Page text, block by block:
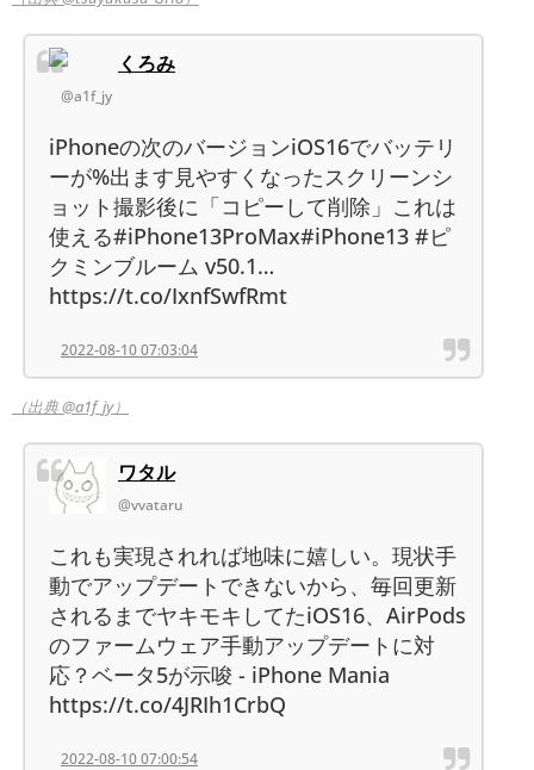
くろみ
@a1f_jy
iPhoneの次のバージョンiOS16でバッテリ
ーが%出ます見やすくなったスクリーンシ
ョット撮影後に「コピーして削除」これは
使える#iPhone13ProMax#iPhone13 #ピ
クミンブルーム v50.1…
https://t.co/IxnfSwfRmt
2022-08-10 07:03:04
（出典 @a1f_jy）
ワタル
@vvataru
これも実現されれば地味に嬉しい。現状手
動でアップデートできないから、毎回更新
されるまでヤキモキしてたiOS16、AirPods
のファームウェア手動アップデートに対
応？ベータ5が示唆 - iPhone Mania
https://t.co/4JRIh1CrbQ
2022-08-10 07:00:54